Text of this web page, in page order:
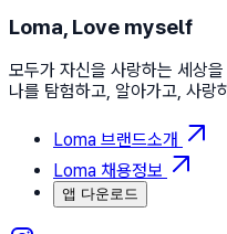
Loma, Love myself
모두가 자신을 사랑하는 세상
나를 탐험하고, 알아가고, 사랑
Loma 브랜드소개
Loma 채용정보
앱 다운로드